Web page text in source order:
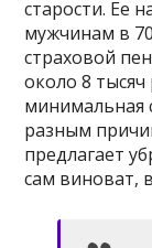
старости. Ее
мужчинам в
страховой
около 8
минимальная
разным
предлагает
сам виноват,